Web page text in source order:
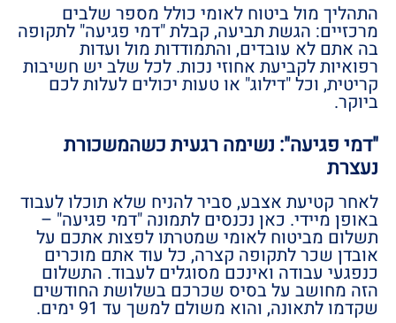
התהליך מול ביטוח לאומי כולל מספר שלבים
מרכזיים: הגשת תביעה, קבלת "דמי פגיעה" לתקופה
בה אתם לא עובדים, והתמודדות מול ועדות
רפואיות לקביעת אחוזי נכות. לכל שלב יש חשיבות
קריטית, וכל "דילוג" או טעות יכולים לעלות לכם
ביוקר.
"דמי פגיעה": נשימה רגעית כשהמשכורת
נעצרת
לאחר קטיעת אצבע, סביר להניח שלא תוכלו לעבוד
באופן מיידי. כאן נכנסים לתמונה "דמי פגיעה" –
תשלום מביטוח לאומי שמטרתו לפצות אתכם על
אובדן שכר לתקופה קצרה, כל עוד אתם מוכרים
כנפגעי עבודה ואינכם מסוגלים לעבוד. התשלום
הזה מחושב על בסיס שכרכם בשלושת החודשים
שקדמו לתאונה, והוא משולם למשך עד 91 ימים.